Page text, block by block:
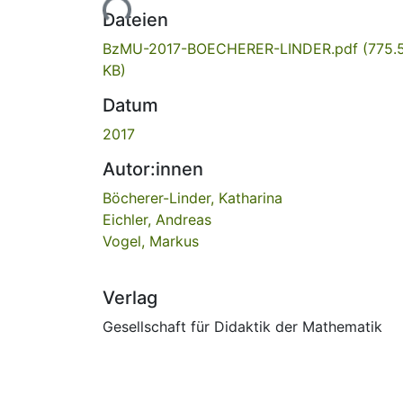
Lade...
Dateien
BzMU-2017-BOECHERER-LINDER.pdf
KB)
Datum
2017
Autor:innen
Böcherer-Linder, Katharina
Eichler, Andreas
Vogel, Markus
Verlag
Gesellschaft für Didaktik der Mathematik